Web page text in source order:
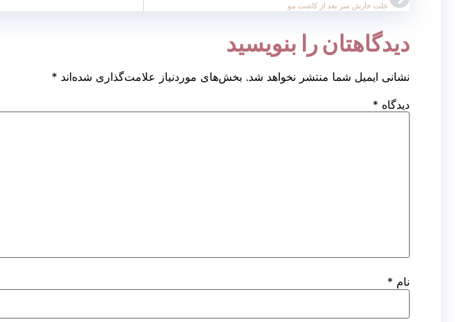
علت خارش سر بعد از کاشت مو
دیدگاهتان را بنویسید
نشانی ایمیل شما منتشر نخواهد شد. بخش‌های موردنیاز علامت‌گذاری شده‌اند *
دیدگاه *
نام *